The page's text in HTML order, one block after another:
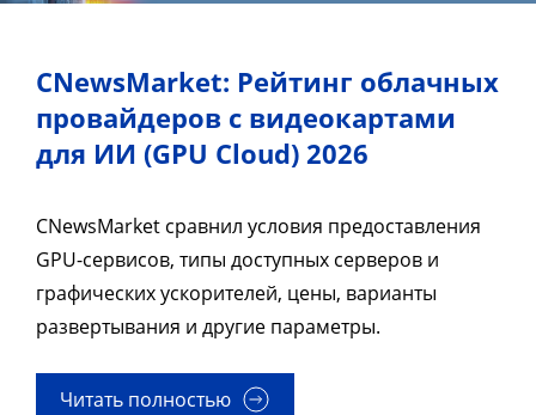
CNewsMarket: Рейтинг облачных
провайдеров с видеокартами
для ИИ (GPU Cloud) 2026
CNewsMarket сравнил условия предоставления
GPU-сервисов, типы доступных серверов и
графических ускорителей, цены, варианты
развертывания и другие параметры.
Читать полностью